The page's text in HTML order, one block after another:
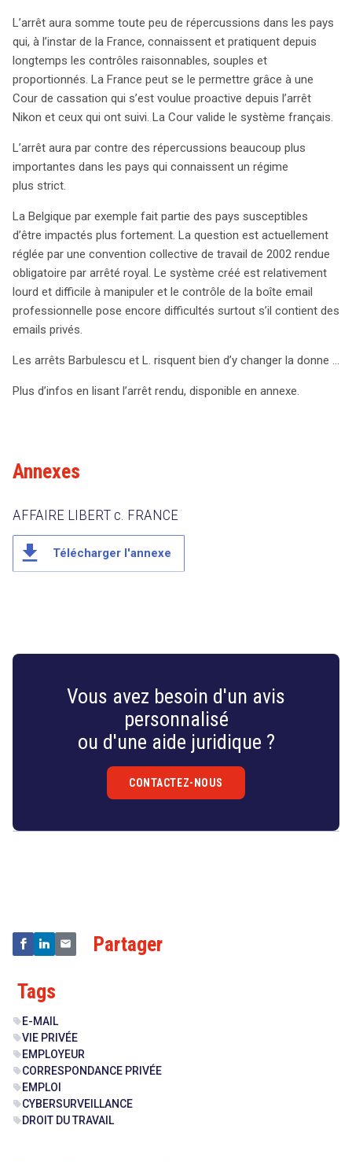
L’arrêt aura somme toute peu de répercussions dans les pays
qui, à l’instar de la France, connaissent et pratiquent depuis
longtemps les contrôles raisonnables, souples et
proportionnés. La France peut se le permettre grâce à une
Cour de cassation qui s’est voulue proactive depuis l’arrêt
Nikon et ceux qui ont suivi. La Cour valide le système français.
L’arrêt aura par contre des répercussions beaucoup plus
importantes dans les pays qui connaissent un régime
plus strict.
La Belgique par exemple fait partie des pays susceptibles
d’être impactés plus fortement. La question est actuellement
réglée par une convention collective de travail de 2002 rendue
obligatoire par arrêté royal. Le système créé est relativement
lourd et difficile à manipuler et le contrôle de la boîte email
professionnelle pose encore difficultés surtout s’il contient des
emails privés.
Les arrêts Barbulescu et L. risquent bien d’y changer la donne …
Plus d’infos en lisant l’arrêt rendu, disponible en annexe.
Annexes
AFFAIRE LIBERT c. FRANCE
file_download Télécharger l'annexe
Vous avez besoin d'un avis
personnalisé
ou d'une aide juridique ?
CONTACTEZ-NOUS
Partager
Tags
sell E-MAIL
sellVIE PRIVÉE
sell EMPLOYEUR
sellCORRESPONDANCE PRIVÉE
sell EMPLOI
sellCYBERSURVEILLANCE
sell DROIT DU TRAVAIL